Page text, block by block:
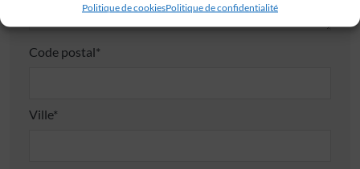
Politique de cookiesPolitique de confidentialité
Code postal*
Ville*